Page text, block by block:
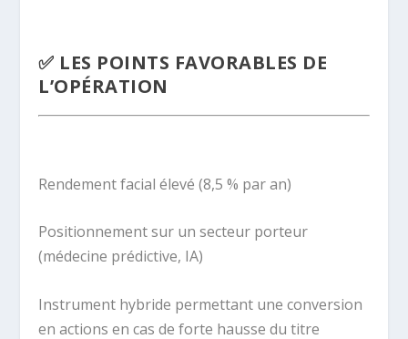
✅ LES POINTS FAVORABLES DE
L’OPÉRATION
Rendement facial élevé (8,5 % par an)
Positionnement sur un secteur porteur
(médecine prédictive, IA)
Instrument hybride permettant une conversion
en actions en cas de forte hausse du titre